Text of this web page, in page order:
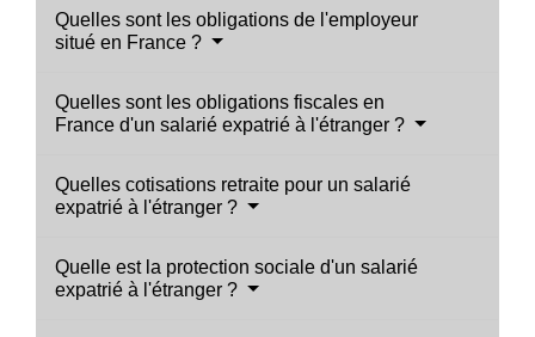
Quelles sont les obligations de l'employeur
situé en France ?
Quelles sont les obligations fiscales en
France d'un salarié expatrié à l'étranger ?
Quelles cotisations retraite pour un salarié
expatrié à l'étranger ?
Quelle est la protection sociale d'un salarié
expatrié à l'étranger ?